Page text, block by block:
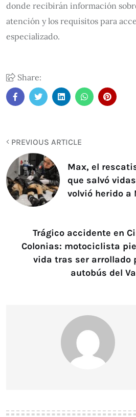
donde recibirán información
atención y los requisitos para
especializado.
Share:
PREVIOUS ARTICLE
Max, el
que salvó
volvió herido a
Trágico accidente en
Colonias: motociclista
vida tras ser arrollado
autobús del